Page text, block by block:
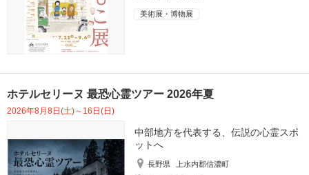
美術展・博物展
ホテルセリーヌ 最恐心霊ツアー 2026年夏
2026年8月8日(土)～16日(日)
中部地方を代表する、伝説の心霊スポ
ットへ
長野県
上水内郡信濃町